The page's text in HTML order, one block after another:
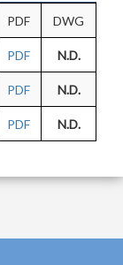
PDF DWG
PDF N.D.
PDF N.D.
PDF N.D.